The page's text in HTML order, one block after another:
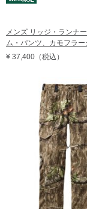
メンズ リッジ・ランナ
ム・パンツ、カモフラー
¥ 37,400 （税込）